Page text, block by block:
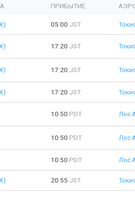
ПРИБЫТИЕ
05:00 JST
17:20 JST
17:20 JST
17:20 JST
10:50 PDT Лос
10:50 PDT Лос
10:50 PDT Лос
20:55 JST